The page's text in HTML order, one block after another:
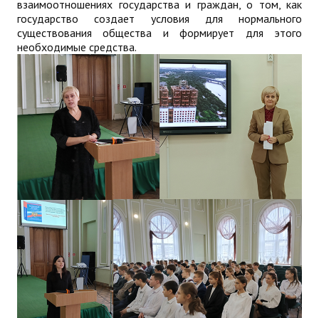
взаимоотношениях государства и граждан, о том, как
государство создает условия для нормального
существования общества и формирует для этого
необходимые средства.